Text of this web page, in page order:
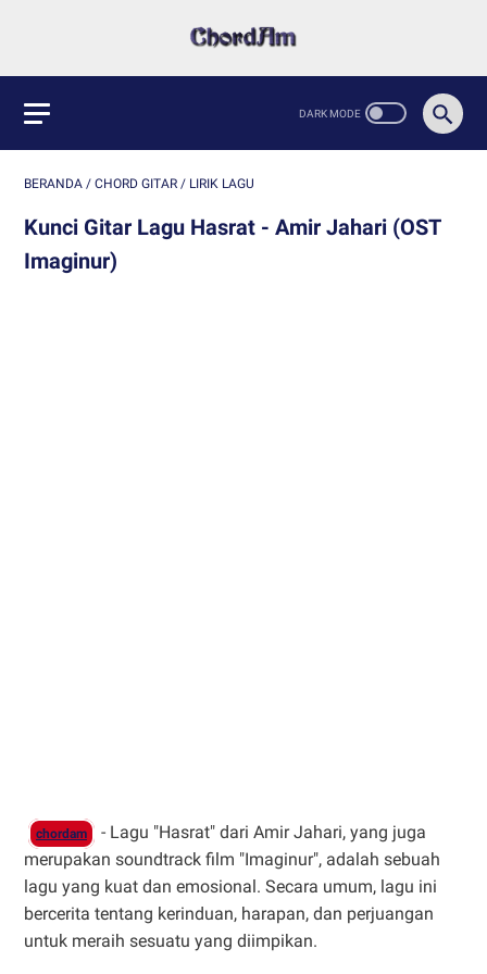
BERANDA / CHORD GITAR / LIRIK LAGU
Kunci Gitar Lagu Hasrat - Amir Jahari (OST
Imaginur)
chordam
- Lagu "Hasrat" dari Amir Jahari, yang juga
merupakan soundtrack film "Imaginur", adalah sebuah
lagu yang kuat dan emosional. Secara umum, lagu ini
bercerita tentang kerinduan, harapan, dan perjuangan
untuk meraih sesuatu yang diimpikan.